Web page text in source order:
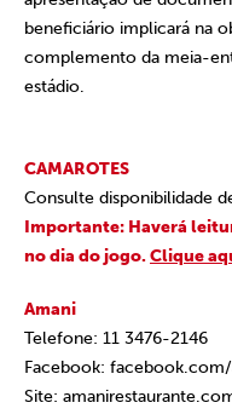
beneficiário implicará na
complemento da meia-
estádio.
CAMAROTES
Consulte disponibilidade
Importante: Haverá
no dia do jogo.Clique
Amani
Telefone: 11 3476-2146
Facebook:
Site: